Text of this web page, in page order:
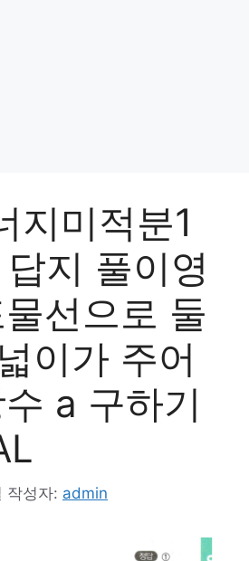
지미적분1
지 풀이영
선으로 둘
이가 주어
a 구하기
작성자: admin